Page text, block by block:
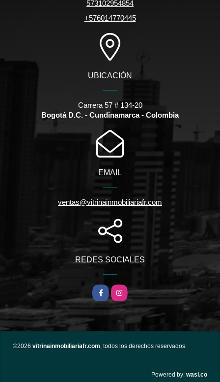
573102954854
+576014770445
UBICACIÓN
Carrera 57 # 134-20
Bogotá D.C. - Cundinamarca - Colombia
EMAIL
ventas@vitrinainmobiliariafr.com
REDES SOCIALES
FacebookInstagram
©2026 vitrinainmobiliariafr.com, todos los derechos reservados.
Powered by: wasi.co